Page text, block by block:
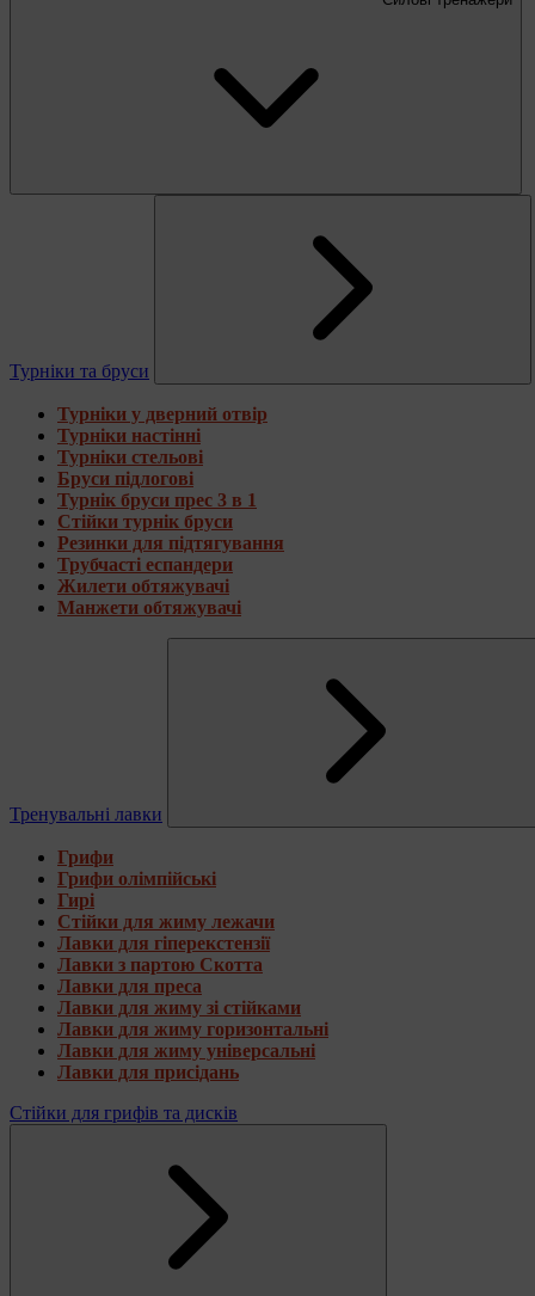
Турніки та бруси
Турніки у дверний отвір
Турніки настінні
Турніки стельові
Бруси підлогові
Турнік бруси прес 3 в 1
Стійки турнік бруси
Резинки для підтягування
Трубчасті еспандери
Жилети обтяжувачі
Манжети обтяжувачі
Тренувальні лавки
Грифи
Грифи олімпійські
Гирі
Стійки для жиму лежачи
Лавки для гіперекстензії
Лавки з партою Скотта
Лавки для преса
Лавки для жиму зі стійками
Лавки для жиму горизонтальні
Лавки для жиму універсальні
Лавки для присідань
Стійки для грифів та дисків